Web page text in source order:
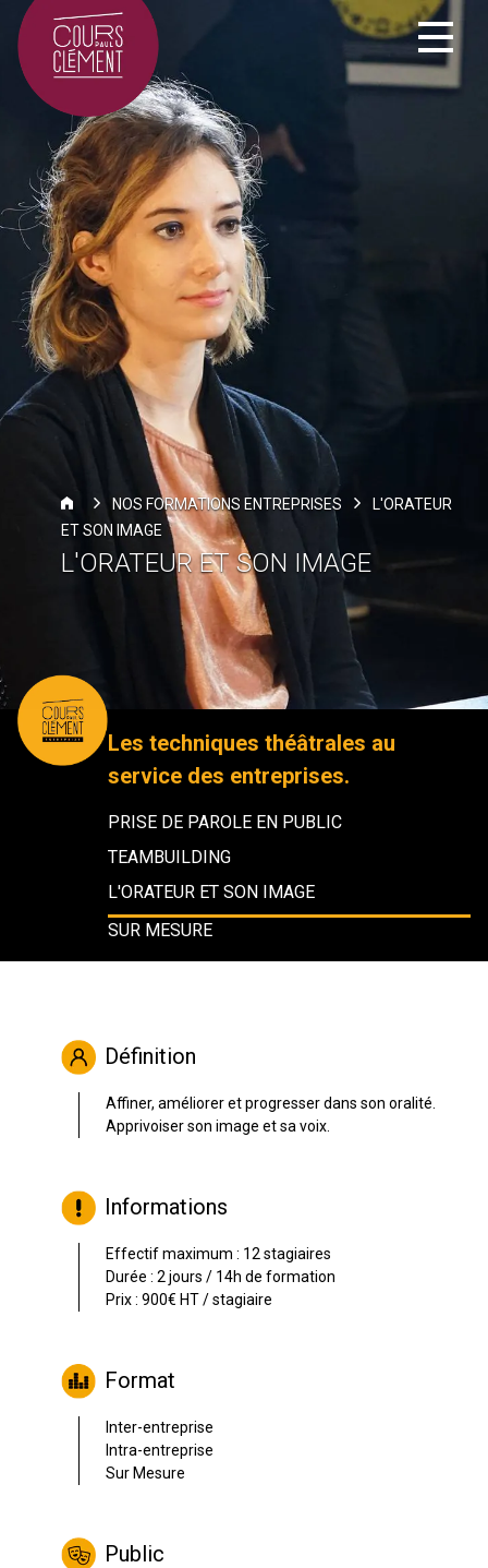
NOS FORMATIONS ENTREPRISES
L'ORATEUR
ET SON IMAGE
L'ORATEUR ET SON IMAGE
Les techniques théâtrales au
service des entreprises.
PRISE DE PAROLE EN PUBLIC
TEAMBUILDING
L'ORATEUR ET SON IMAGE
SUR MESURE
Définition
Affiner, améliorer et progresser dans son oralité.
Apprivoiser son image et sa voix.
Informations
Effectif maximum : 12 stagiaires
Durée : 2 jours / 14h de formation
Prix : 900€ HT / stagiaire
Format
Inter-entreprise
Intra-entreprise
Sur Mesure
Public